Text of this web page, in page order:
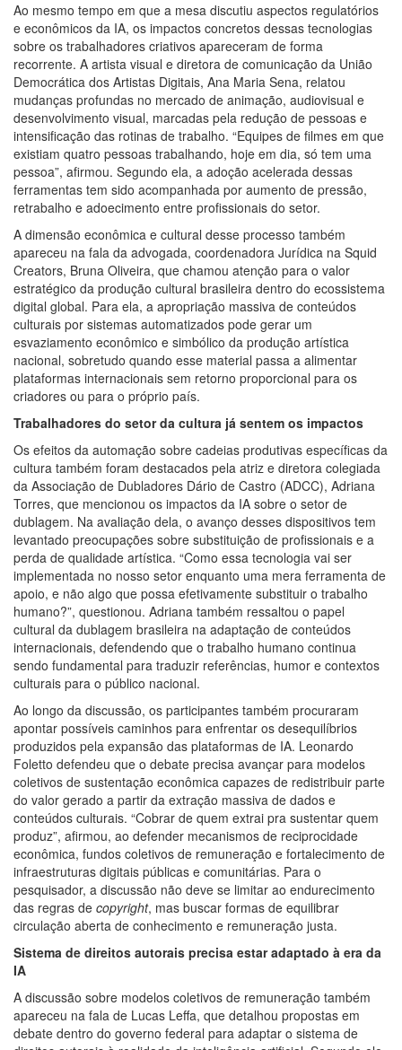
Ao mesmo tempo em que a mesa discutiu aspectos regulatórios
e econômicos da IA, os impactos concretos dessas tecnologias
sobre os trabalhadores criativos apareceram de forma
recorrente. A artista visual e diretora de comunicação da União
Democrática dos Artistas Digitais, Ana Maria Sena, relatou
mudanças profundas no mercado de animação, audiovisual e
desenvolvimento visual, marcadas pela redução de pessoas e
intensificação das rotinas de trabalho. “Equipes de filmes em que
existiam quatro pessoas trabalhando, hoje em dia, só tem uma
pessoa”, afirmou. Segundo ela, a adoção acelerada dessas
ferramentas tem sido acompanhada por aumento de pressão,
retrabalho e adoecimento entre profissionais do setor.
A dimensão econômica e cultural desse processo também
apareceu na fala da advogada, coordenadora Jurídica na Squid
Creators, Bruna Oliveira, que chamou atenção para o valor
estratégico da produção cultural brasileira dentro do ecossistema
digital global. Para ela, a apropriação massiva de conteúdos
culturais por sistemas automatizados pode gerar um
esvaziamento econômico e simbólico da produção artística
nacional, sobretudo quando esse material passa a alimentar
plataformas internacionais sem retorno proporcional para os
criadores ou para o próprio país.
Trabalhadores do setor da cultura já sentem os impactos
Os efeitos da automação sobre cadeias produtivas específicas da
cultura também foram destacados pela atriz e diretora colegiada
da Associação de Dubladores Dário de Castro (ADCC), Adriana
Torres, que mencionou os impactos da IA sobre o setor de
dublagem. Na avaliação dela, o avanço desses dispositivos tem
levantado preocupações sobre substituição de profissionais e a
perda de qualidade artística. “Como essa tecnologia vai ser
implementada no nosso setor enquanto uma mera ferramenta de
apoio, e não algo que possa efetivamente substituir o trabalho
humano?”, questionou. Adriana também ressaltou o papel
cultural da dublagem brasileira na adaptação de conteúdos
internacionais, defendendo que o trabalho humano continua
sendo fundamental para traduzir referências, humor e contextos
culturais para o público nacional.
Ao longo da discussão, os participantes também procuraram
apontar possíveis caminhos para enfrentar os desequilíbrios
produzidos pela expansão das plataformas de IA. Leonardo
Foletto defendeu que o debate precisa avançar para modelos
coletivos de sustentação econômica capazes de redistribuir parte
do valor gerado a partir da extração massiva de dados e
conteúdos culturais. “Cobrar de quem extrai pra sustentar quem
produz”, afirmou, ao defender mecanismos de reciprocidade
econômica, fundos coletivos de remuneração e fortalecimento de
infraestruturas digitais públicas e comunitárias. Para o
pesquisador, a discussão não deve se limitar ao endurecimento
das regras de copyright, mas buscar formas de equilibrar
circulação aberta de conhecimento e remuneração justa.
Sistema de direitos autorais precisa estar adaptado à era da
IA
A discussão sobre modelos coletivos de remuneração também
apareceu na fala de Lucas Leffa, que detalhou propostas em
debate dentro do governo federal para adaptar o sistema de